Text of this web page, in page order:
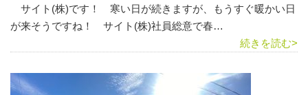
サイト(株)です！ 寒い日が続きますが、もうすぐ暖かい日
が来そうですね！ サイト(株)社員総意で春…
続きを読む>